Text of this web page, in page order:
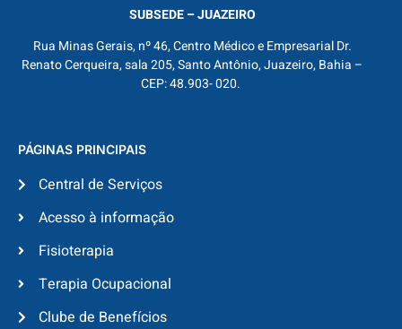
SUBSEDE – JUAZEIRO
Rua Minas Gerais, nº 46, Centro Médico e Empresarial Dr.
Renato Cerqueira, sala 205, Santo Antônio, Juazeiro, Bahia –
CEP: 48.903- 020.
PÁGINAS PRINCIPAIS
Central de Serviços
Acesso à informação
Fisioterapia
Terapia Ocupacional
Clube de Benefícios